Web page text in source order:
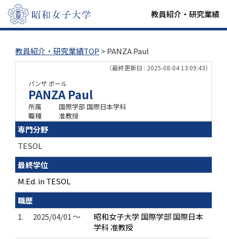
教員紹介・研究業績
教員紹介・研究業績TOP > PANZA Paul
（最終更新日 : 2025-08-04 13:09:43）
パンザ ポール
PANZA Paul
所属
国際学部 国際日本学科
職種
准教授
専門分野
TESOL
最終学位
M.Ed. in TESOL
職歴
1.
2025/04/01 ～
昭和女子大学 国際学部 国際日本
学科 准教授